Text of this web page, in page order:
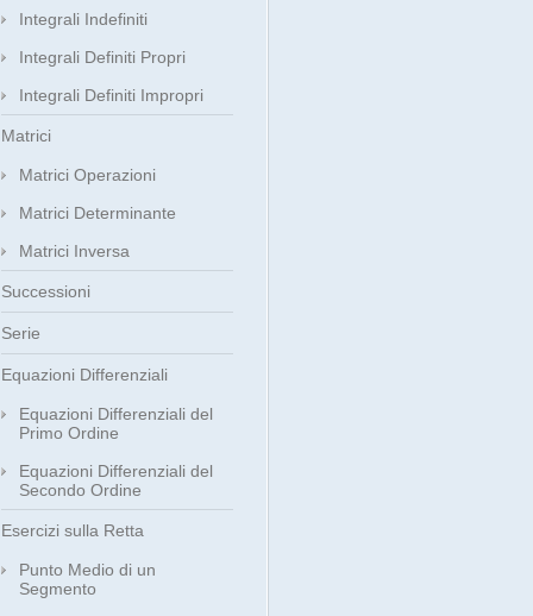
Integrali Indefiniti
Integrali Definiti Propri
Integrali Definiti Impropri
Matrici
Matrici Operazioni
Matrici Determinante
Matrici Inversa
Successioni
Serie
Equazioni Differenziali
Equazioni Differenziali del
Primo Ordine
Equazioni Differenziali del
Secondo Ordine
Esercizi sulla Retta
Punto Medio di un
Segmento